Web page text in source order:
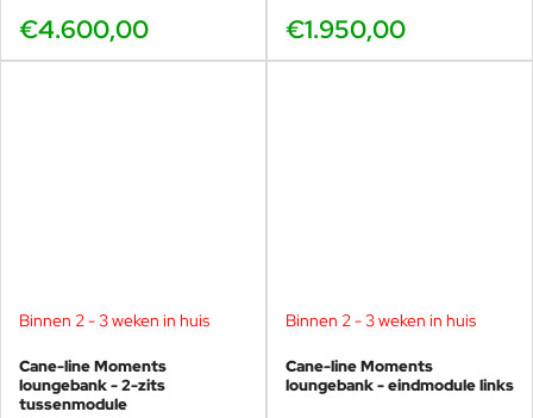
€4.600,00 €1.950,00
Binnen 2 - 3 weken in huis
Cane-line Moments
loungebank - 2-zits
tussenmodule
Binnen 2 - 3 weken in huis
Cane-line Moments
loungebank - eindmodule links